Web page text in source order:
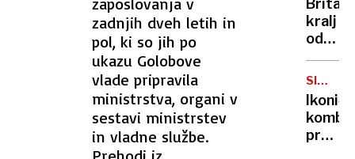
zadnjih dveh letih in
pol, ki so jih po
ukazu Golobove
vlade pripravila
ministrstva, organi v
sestavi ministrstev
in vladne službe.
Nico
pa
njen
sin
kralj
zaradi
raka
SIMBOL
kombi